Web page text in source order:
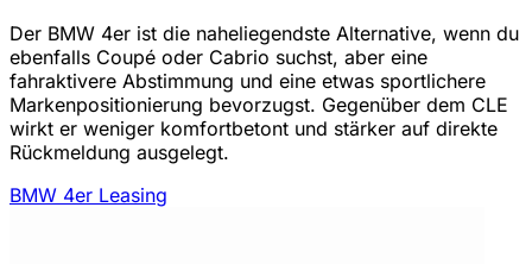
Der BMW 4er ist die naheliegendste Alternative, wenn du
ebenfalls Coupé oder Cabrio suchst, aber eine
fahraktivere Abstimmung und eine etwas sportlichere
Markenpositionierung bevorzugst. Gegenüber dem CLE
wirkt er weniger komfortbetont und stärker auf direkte
Rückmeldung ausgelegt.
BMW 4er Leasing